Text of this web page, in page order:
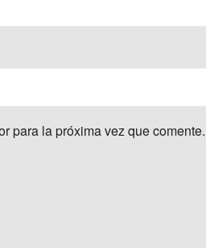
para la próxima vez que comente.